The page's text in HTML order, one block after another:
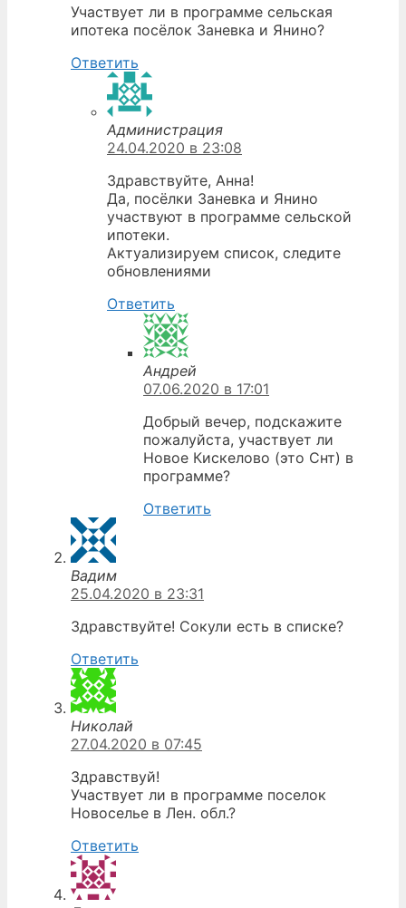
Участвует ли в программе сельская
ипотека посёлок Заневка и Янино?
Ответить
Администрация
24.04.2020 в 23:08
Здравствуйте, Анна!
Да, посёлки Заневка и Янино
участвуют в программе сельской
ипотеки.
Актуализируем список, следите
обновлениями
Ответить
Андрей
07.06.2020 в 17:01
Добрый вечер, подскажите
пожалуйста, участвует ли
Новое Кискелово (это Снт) в
программе?
Ответить
Вадим
25.04.2020 в 23:31
Здравствуйте! Сокули есть в списке?
Ответить
Николай
27.04.2020 в 07:45
Здравствуй!
Участвует ли в программе поселок
Новоселье в Лен. обл.?
Ответить